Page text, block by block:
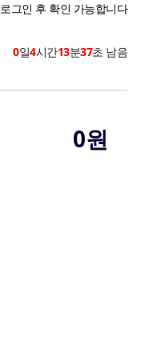
로그인 후 확인 가능합니다
0일4시간13분36초 남음
0원